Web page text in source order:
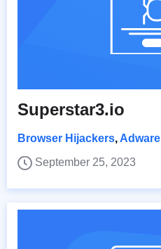
Superstar3.io
Browser Hijackers, Adware
September 25, 2023